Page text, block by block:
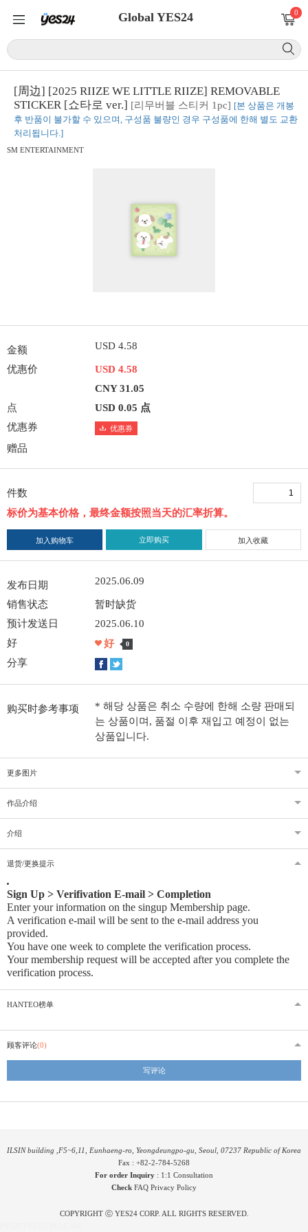
Global YES24 0
[周边] [2025 RIIZE WE LITTLE RIIZE] REMOVABLE
STICKER [쇼타로 ver.] [리무버블 스티커 1pc] [본 상품은 개봉
후 반품이 불가할 수 있으며, 구성품 불량인 경우 구성품에 한해 별도 교환
처리됩니다.]
SM ENTERTAINMENT
金额 USD 4.58
优惠价
USD 4.58
CNY 31.05
点
USD 0.05 点
优惠券
优惠券
赠品
件数
标价为基本价格，最终金额按照当天的汇率折算。
加入购物车 立即购买 加入收藏
发布日期 2025.06.09
销售状态
暂时缺货
预计发送日
2025.06.10
好
好 0
分享
购买时参考事项
* 해당 상품은 취소 수량에 한해 소량 판매되
는 상품이며, 품절 이후 재입고 예정이 없는
상품입니다.
更多图片
作品介绍
介绍
退货/更换提示
Sign Up > Verifivation E-mail > Completion
Enter your information on the singup Membership page.
A verification e-mail will be sent to the e-mail address you
provided.
You have one week to complete the verification process.
Your membership request will be accepted after you complete the
verification process.
HANTEO榜单
顾客评论(0)
写评论
ILSIN building ,F5~6,11, Eunhaeng-ro, Yeongdeungpo-gu, Seoul, 07237 Republic of Korea
Fax : +82-2-784-5268
For order Inquiry : 1:1 Consultation
Check FAQ Privacy Policy
COPYRIGHT ⓒ YES24 CORP. ALL RIGHTS RESERVED.